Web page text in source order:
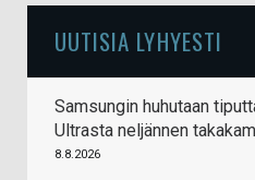
UUTISIA LYHYESTI
Samsungin huhutaan
Ultrasta neljännen
8.8.2026